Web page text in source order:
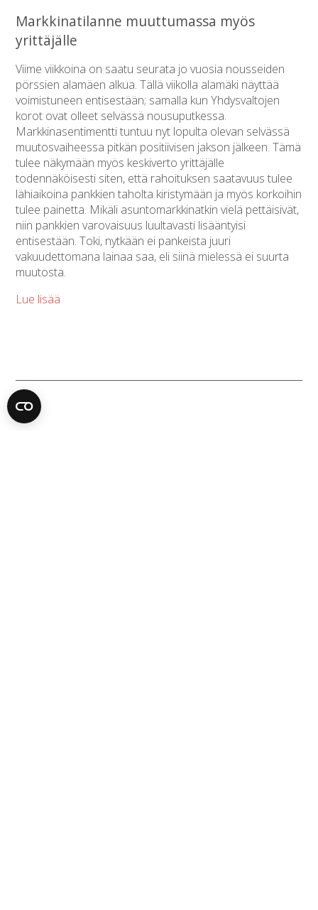
Markkinatilanne muuttumassa myös
yrittäjälle
Viime viikkoina on saatu seurata jo vuosia nousseiden
pörssien alamäen alkua. Tällä viikolla alamäki näyttää
voimistuneen entisestään; samalla kun Yhdysvaltojen
korot ovat olleet selvässä nousuputkessa.
Markkinasentimentti tuntuu nyt lopulta olevan selvässä
muutosvaiheessa pitkän positiivisen jakson jälkeen. Tämä
tulee näkymään myös keskiverto yrittäjälle
todennäköisesti siten, että rahoituksen saatavuus tulee
lähiaikoina pankkien taholta kiristymään ja myös korkoihin
tulee painetta. Mikäli asuntomarkkinatkin vielä pettäisivät,
niin pankkien varovaisuus luultavasti lisääntyisi
entisestään. Toki, nytkään ei pankeista juuri
vakuudettomana lainaa saa, eli siinä mielessä ei suurta
muutosta.
Lue lisää